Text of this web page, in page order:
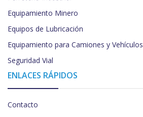
Equipamiento Minero
Equipos de Lubricación
Equipamiento para Camiones y Vehículos
Seguridad Vial
ENLACES RÁPIDOS
Contacto